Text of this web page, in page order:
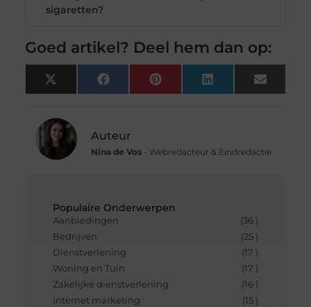
Populaire Onderwerpen
Aanbiedingen
(36 )
Bedrijven
(25 )
Dienstverlening
(17 )
Woning en Tuin
(17 )
Zakelijke dienstverlening
(16 )
Internet marketing
(15 )
sigaretten?
Goed artikel? Deel hem dan op:
X
(Twitter)
FacebookPinterest LinkedIn Email
Auteur
Nina de Vos- Webredacteur & Eindredactie